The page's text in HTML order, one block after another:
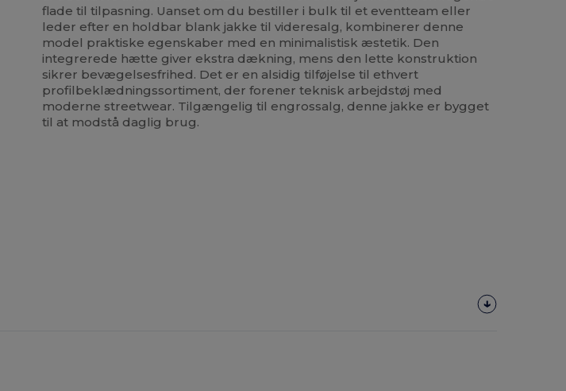
flade til tilpasning. Uanset om du bestiller i bulk til et eventteam eller
leder efter en holdbar blank jakke til videresalg, kombinerer denne
model praktiske egenskaber med en minimalistisk æstetik. Den
integrerede hætte giver ekstra dækning, mens den lette konstruktion
sikrer bevægelsesfrihed. Det er en alsidig tilføjelse til ethvert
profilbeklædningssortiment, der forener teknisk arbejdstøj med
moderne streetwear. Tilgængelig til engrossalg, denne jakke er bygget
til at modstå daglig brug.